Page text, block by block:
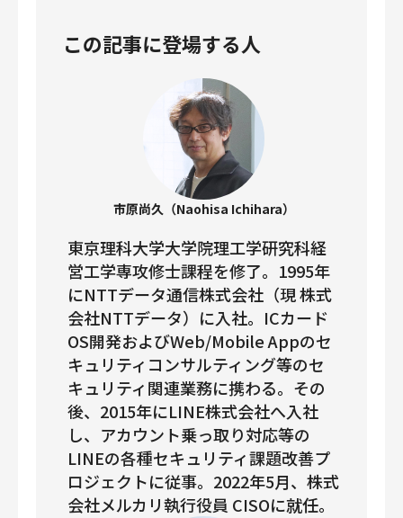
人事
募集中の求人一覧
この記事に登場する人
市原尚久（Naohisa Ichihara）
東京理科大学大学院理工学研究科経
営工学専攻修士課程を修了。1995年
にNTTデータ通信株式会社（現 株式
会社NTTデータ）に入社。ICカード
OS開発およびWeb/Mobile Appのセ
キュリティコンサルティング等のセ
キュリティ関連業務に携わる。その
後、2015年にLINE株式会社へ入社
し、アカウント乗っ取り対応等の
LINEの各種セキュリティ課題改善プ
ロジェクトに従事。2022年5月、株式
会社メルカリ執行役員 CISOに就任。